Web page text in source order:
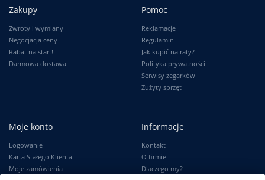
Zakupy
Zwroty i wymiany
Negocjacja ceny
Rabat na start!
Darmowa dostawa
Pomoc
Reklamacje
Regulamin
Jak kupić na raty?
Polityka prywatności
Serwisy zegarków
Zużyty sprzęt
Moje konto
Logowanie
Karta Stałego Klienta
Moje zamówienia
Informacje
Kontakt
O firmie
Dlaczego my?